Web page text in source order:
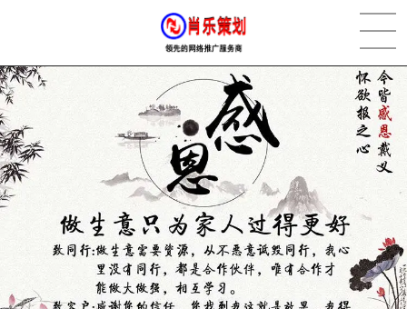
实体门店如何做网络推广吸引客户，实体店网络营销技巧... 更多 >